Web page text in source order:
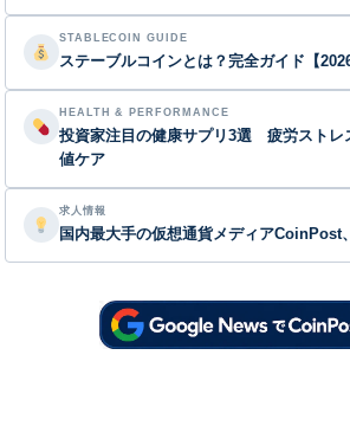
STABLECOIN GUIDE
ステーブルコインとは？完全ガイド【
HEALTH & PERFORMANCE
投資家注目の健康サプリ3選 疲労ストレ
値ケア
求人情報
国内最大手の仮想通貨メディアCoinPost